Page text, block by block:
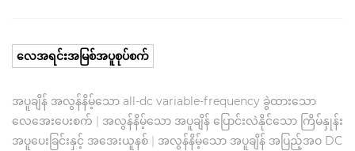
လေအရင်းအမြစ်အပူစုပ်စက်
အပူချိန် အလွန်နိမ့်သော all-dc variable-frequency ခွဲထားသော
လေအေးပေးစက် | အလွန်နိမ့်သော အပူချိန် ပြောင်းလဲနိုင်သော ကြိမ်နှုန်း
အပူပေးခြင်းနှင့် အအေးယူနစ် | အလွန်နိမ့်သော အပူချိန် အပြည့်အဝ DC